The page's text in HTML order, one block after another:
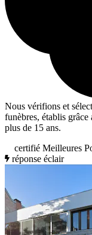
Nous vérifions et
funèbres, établis
plus de 15 ans.
certifié Meilleures
réponse éclair